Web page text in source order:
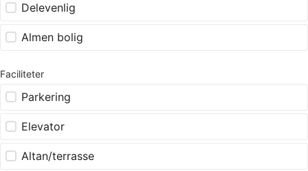
Delevenlig
Almen bolig
Faciliteter
Parkering
Elevator
Altan/terrasse